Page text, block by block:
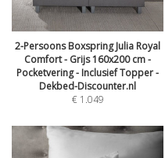
2-Persoons Boxspring Julia Royal
Comfort - Grijs 160x200 cm -
Pocketvering - Inclusief Topper -
Dekbed-Discounter.nl
€ 1.049